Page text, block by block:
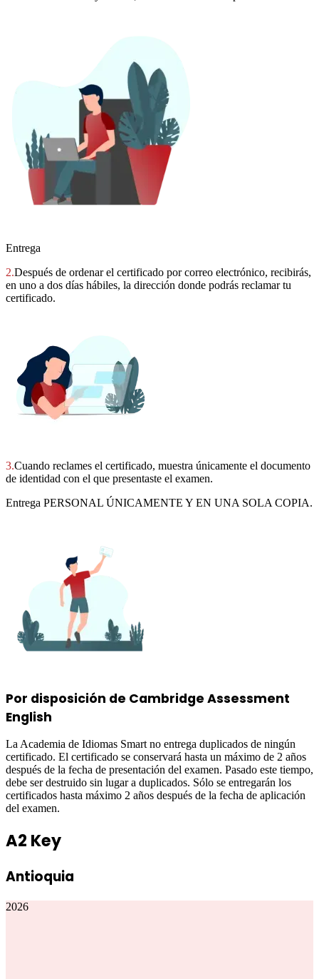
Entrega
2.Después de ordenar el certificado por correo electrónico, recibirás,
en uno a dos días hábiles, la dirección donde podrás reclamar tu
certificado.
3.Cuando reclames el certificado, muestra únicamente el documento
de identidad con el que presentaste el examen.
Entrega PERSONAL ÚNICAMENTE Y EN UNA SOLA COPIA.
Por disposición de Cambridge Assessment
English
La Academia de Idiomas Smart no entrega duplicados de ningún
certificado. El certificado se conservará hasta un máximo de 2 años
después de la fecha de presentación del examen. Pasado este tiempo,
debe ser destruido sin lugar a duplicados. Sólo se entregarán los
certificados hasta máximo 2 años después de la fecha de aplicación
del examen.
A2 Key
Antioquia
2026